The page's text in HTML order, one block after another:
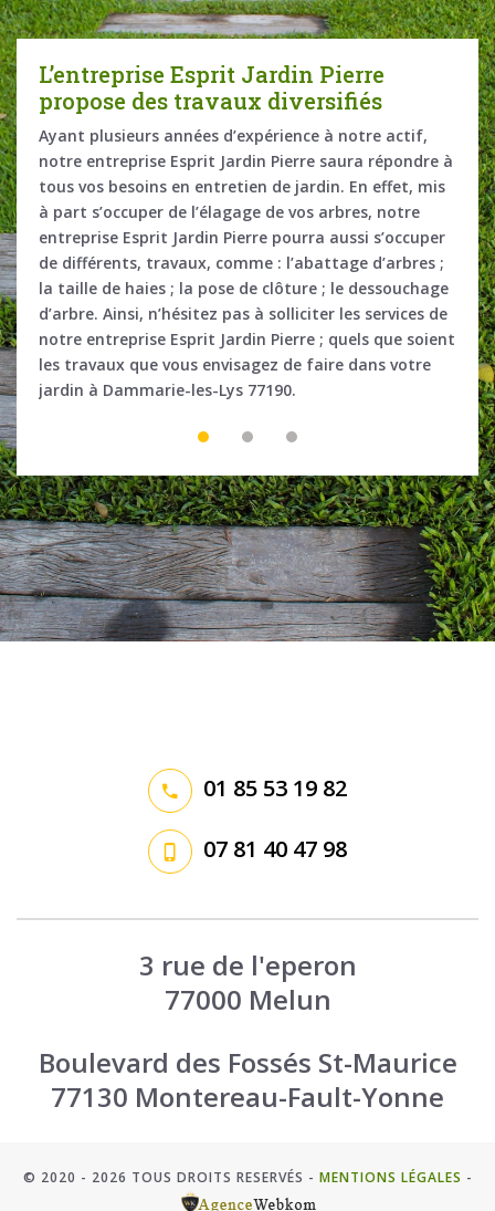
L’entreprise Esprit Jardin Pierre
propose des travaux diversifiés
Ayant plusieurs années d’expérience à notre actif,
notre entreprise Esprit Jardin Pierre saura répondre à
tous vos besoins en entretien de jardin. En effet, mis
à part s’occuper de l’élagage de vos arbres, notre
entreprise Esprit Jardin Pierre pourra aussi s’occuper
de différents, travaux, comme : l’abattage d’arbres ;
la taille de haies ; la pose de clôture ; le dessouchage
d’arbre. Ainsi, n’hésitez pas à solliciter les services de
notre entreprise Esprit Jardin Pierre ; quels que soient
les travaux que vous envisagez de faire dans votre
jardin à Dammarie-les-Lys 77190.
un
ou
01 85 53 19 82
07 81 40 47 98
3 rue de l'eperon
77000 Melun
Boulevard des Fossés St-Maurice
77130 Montereau-Fault-Yonne
© 2020 - 2026 TOUS DROITS RESERVÉS - MENTIONS LÉGALES -